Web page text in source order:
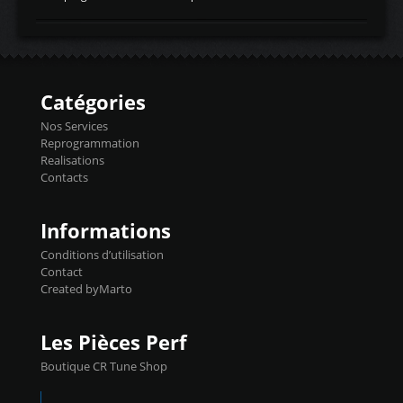
d'admissiontemp ex. pour atmo -30- 80°C
temperaturetemperature ldr moteurtemp
Injecteurs + Flashpro 1370€ TTC Le
précise et performante. Vous pourrez
basculer de la carto sans plomb à Ethanol à
l'aide du flashpro OPTION ECONOMIQUES
Reprog SP 98 sur le calculateur d'origine
450€ TTC Un gain d'environ 10cv et 15nm
Catégories
Nos Services
Reprogrammation
Realisations
Contacts
Informations
Conditions d’utilisation
Contact
Created byMarto
Les Pièces Perf
Boutique CR Tune Shop